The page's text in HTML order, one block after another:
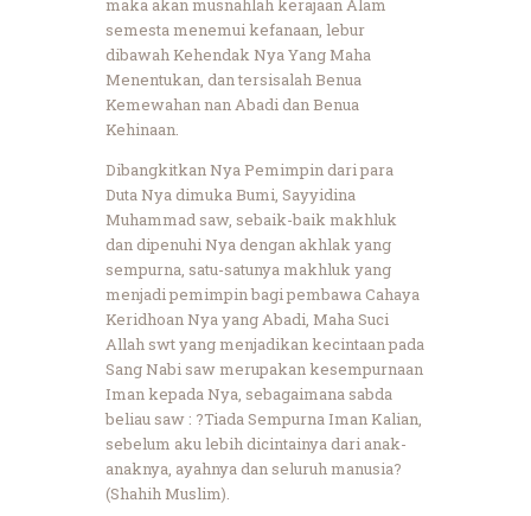
maka akan musnahlah kerajaan Alam
semesta menemui kefanaan, lebur
dibawah Kehendak Nya Yang Maha
Menentukan, dan tersisalah Benua
Kemewahan nan Abadi dan Benua
Kehinaan.
Dibangkitkan Nya Pemimpin dari para
Duta Nya dimuka Bumi, Sayyidina
Muhammad saw, sebaik-baik makhluk
dan dipenuhi Nya dengan akhlak yang
sempurna, satu-satunya makhluk yang
menjadi pemimpin bagi pembawa Cahaya
Keridhoan Nya yang Abadi, Maha Suci
Allah swt yang menjadikan kecintaan pada
Sang Nabi saw merupakan kesempurnaan
Iman kepada Nya, sebagaimana sabda
beliau saw : ?Tiada Sempurna Iman Kalian,
sebelum aku lebih dicintainya dari anak-
anaknya, ayahnya dan seluruh manusia?
(Shahih Muslim).